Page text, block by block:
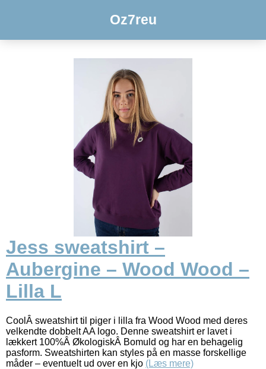
Oz7reu
Jess sweatshirt –
Aubergine – Wood Wood –
Lilla L
CoolÂ sweatshirt til piger i lilla fra Wood Wood med deres
velkendte dobbelt AA logo. Denne sweatshirt er lavet i
lækkert 100%Â ØkologiskÂ Bomuld og har en behagelig
pasform. Sweatshirten kan styles på en masse forskellige
måder – eventuelt ud over en kjo (Læs mere)